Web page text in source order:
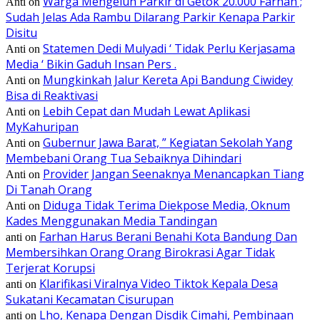
Sudah Jelas Ada Rambu Dilarang Parkir Kenapa Parkir
Disitu
Anti on Statemen Dedi Mulyadi ‘ Tidak Perlu Kerjasama
Media ‘ Bikin Gaduh Insan Pers .
Anti on Mungkinkah Jalur Kereta Api Bandung Ciwidey
Bisa di Reaktivasi
Anti on Lebih Cepat dan Mudah Lewat Aplikasi
MyKahuripan
Anti on Gubernur Jawa Barat, ” Kegiatan Sekolah Yang
Membebani Orang Tua Sebaiknya Dihindari
Anti on Provider Jangan Seenaknya Menancapkan Tiang
Di Tanah Orang
Anti on Diduga Tidak Terima Diekpose Media, Oknum
Kades Menggunakan Media Tandingan
anti on Farhan Harus Berani Benahi Kota Bandung Dan
Membersihkan Orang Orang Birokrasi Agar Tidak
Terjerat Korupsi
anti on Klarifikasi Viralnya Video Tiktok Kepala Desa
Sukatani Kecamatan Cisurupan
anti on Lho, Kenapa Dengan Disdik Cimahi, Pembinaan